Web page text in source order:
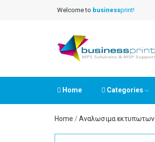
Welcome to businessprint!
Home Categories
Home Αναλωσιμα εκτυπωτων